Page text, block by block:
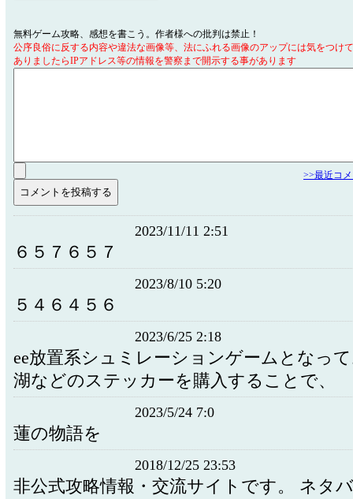
無料ゲーム攻略、感想を書こう。作者様への批判は禁止！
公序良俗に反する内容や違法な画像等、法にふれる画像のアップには気をつけ
ありましたらIPアドレス等の情報を警察まで開示する事があります
>>最近コ
2023/11/11 2:51
６５７６５７
2023/8/10 5:20
５４６４５６
2023/6/25 2:18
ee放置系シュミレーションゲームとなっ
湖などのステッカーを購入することで、
2023/5/24 7:0
蓮の物語を
2018/12/25 23:53
非公式攻略情報・交流サイトです。 ネタ